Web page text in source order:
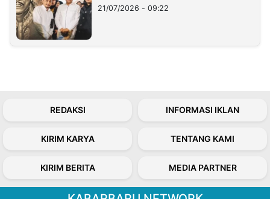
21/07/2026 - 09:22
REDAKSI INFORMASI IKLAN
KIRIM KARYA TENTANG KAMI
KIRIM BERITA MEDIA PARTNER